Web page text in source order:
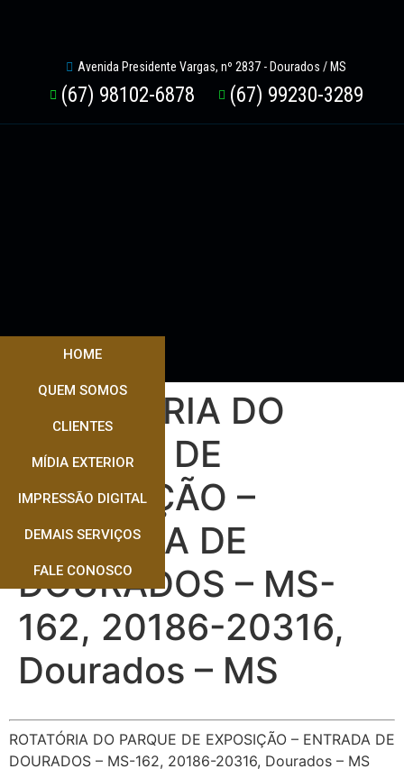
Avenida Presidente Vargas, nº 2837 - Dourados / MS
(67) 98102-6878 (67) 99230-3289
HOME
QUEM SOMOS
CLIENTES
MÍDIA EXTERIOR
IMPRESSÃO DIGITAL
DEMAIS SERVIÇOS
FALE CONOSCO
ROTATÓRIA DO
PARQUE DE
EXPOSIÇÃO –
ENTRADA DE
DOURADOS – MS-
162, 20186-20316,
Dourados – MS
ROTATÓRIA DO PARQUE DE EXPOSIÇÃO – ENTRADA DE
DOURADOS – MS-162, 20186-20316, Dourados – MS